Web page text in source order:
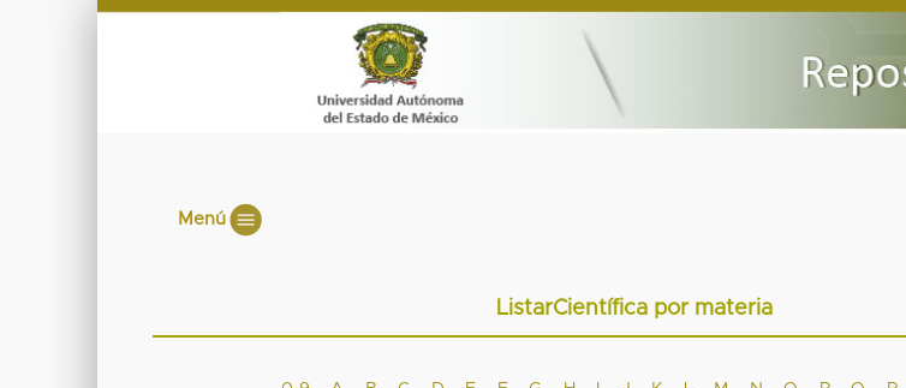
Menú
ListarCientífica por materia